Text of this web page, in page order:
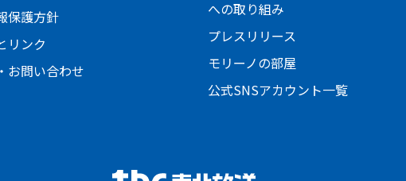
保護方針
リンク
お問い合わせ
への取り組み
プレスリリース
モリーノの部屋
公式SNSアカウント一覧